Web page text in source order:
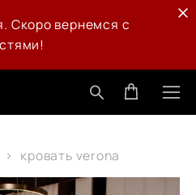
Скоро вернемся с
> кровать verona